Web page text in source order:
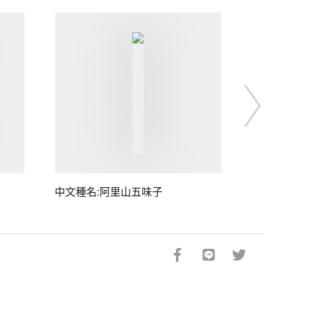
中文種名:阿里山五味子